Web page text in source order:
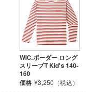
WIC.ボーダー ロング
スリーブT Kid's 140-
160
価格 ¥3,250（税込）